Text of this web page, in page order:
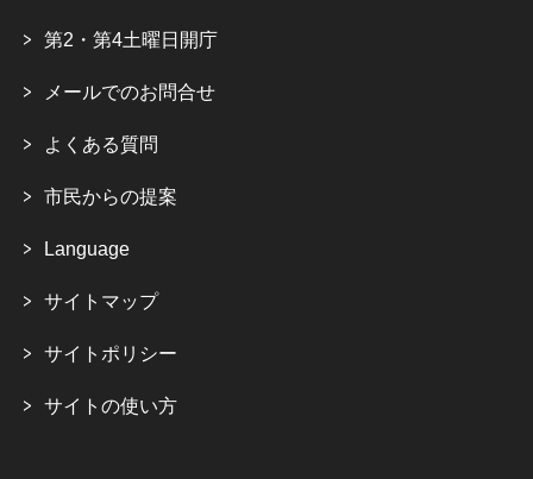
第2・第4土曜日開庁
メールでのお問合せ
よくある質問
市民からの提案
Language
サイトマップ
サイトポリシー
サイトの使い方